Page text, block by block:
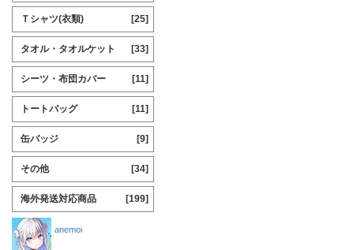
Ｔシャツ(衣類) [25]
タオル・タオルケット [33]
シーツ・布団カバー [11]
トートバッグ [11]
缶バッジ [9]
その他 [34]
海外発送対応商品 [199]
anemoi